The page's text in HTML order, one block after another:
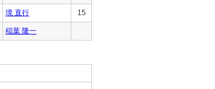
境 直行 15
稲葉 隆一